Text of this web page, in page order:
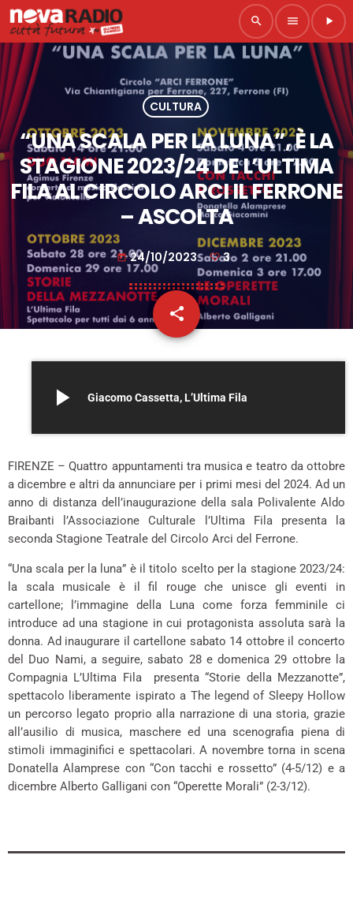
search menu play_arrow
CULTURA
“UNA SCALA PER LA LUNA”, È LA
STAGIONE 2023/24 DE L’ULTIMA
FILA AL CIRCOLO ARCI IL FERRONE
– ASCOLTA
today 24/10/2023 3
share
email
play_arrow Giacomo Cassetta, L’Ultima Fila
FIRENZE – Quattro appuntamenti tra musica e teatro da ottobre
a dicembre e altri da annunciare per i primi mesi del 2024. Ad un
anno di distanza dell’inaugurazione della sala Polivalente Aldo
Braibanti l’Associazione Culturale l’Ultima Fila presenta la
seconda Stagione Teatrale del Circolo Arci del Ferrone.
“Una scala per la luna” è il titolo scelto per la stagione 2023/24:
la scala musicale è il fil rouge che unisce gli eventi in
cartellone; l’immagine della Luna come forza femminile ci
introduce ad una stagione in cui protagonista assoluta sarà la
donna. Ad inaugurare il cartellone sabato 14 ottobre il concerto
del Duo Nami, a seguire, sabato 28 e domenica 29 ottobre la
Compagnia L’Ultima Fila presenta “Storie della Mezzanotte”,
spettacolo liberamente ispirato a The legend of Sleepy Hollow
un percorso legato proprio alla narrazione di una storia, grazie
all’ausilio di musica, maschere ed una scenografia piena di
stimoli immaginifici e spettacolari. A novembre torna in scena
Donatella Alamprese con “Con tacchi e rossetto” (4-5/12) e a
dicembre Alberto Galligani con “Operette Morali” (2-3/12).